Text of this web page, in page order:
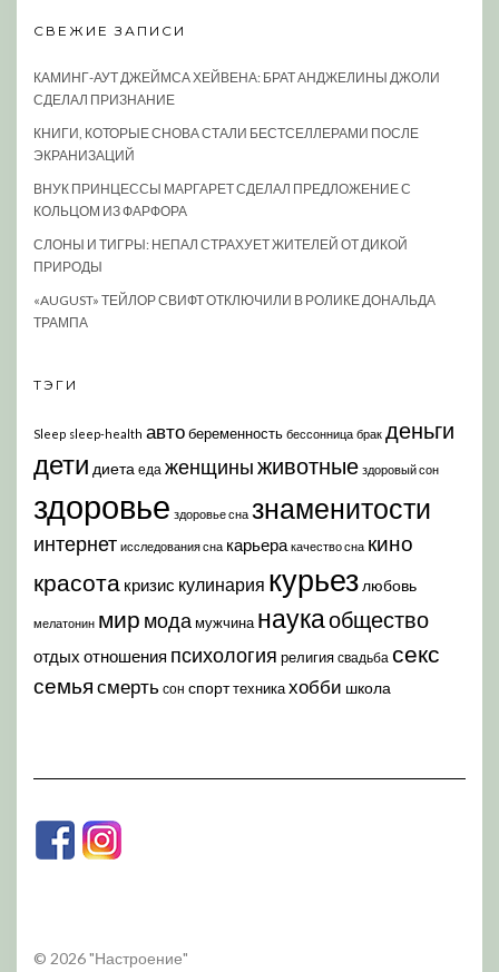
СВЕЖИЕ ЗАПИСИ
КАМИНГ-АУТ ДЖЕЙМСА ХЕЙВЕНА: БРАТ АНДЖЕЛИНЫ ДЖОЛИ
СДЕЛАЛ ПРИЗНАНИЕ
КНИГИ, КОТОРЫЕ СНОВА СТАЛИ БЕСТСЕЛЛЕРАМИ ПОСЛЕ
ЭКРАНИЗАЦИЙ
ВНУК ПРИНЦЕССЫ МАРГАРЕТ СДЕЛАЛ ПРЕДЛОЖЕНИЕ С
КОЛЬЦОМ ИЗ ФАРФОРА
СЛОНЫ И ТИГРЫ: НЕПАЛ СТРАХУЕТ ЖИТЕЛЕЙ ОТ ДИКОЙ
ПРИРОДЫ
«AUGUST» ТЕЙЛОР СВИФТ ОТКЛЮЧИЛИ В РОЛИКЕ ДОНАЛЬДА
ТРАМПА
ТЭГИ
Sleep sleep-health автобеременность бессонница брак деньги
дети диета еда женщиныживотные здоровый сон
здоровье здоровье сна знаменитости
интернет исследования сна карьера качество сна кино
красота кризис кулинария курьез любовь
мелатонин мир модамужчина наукаобщество
отдых отношения психология религия свадьба секс
семья смерть сон спорттехникахобби школа
© 2026 "Настроение"